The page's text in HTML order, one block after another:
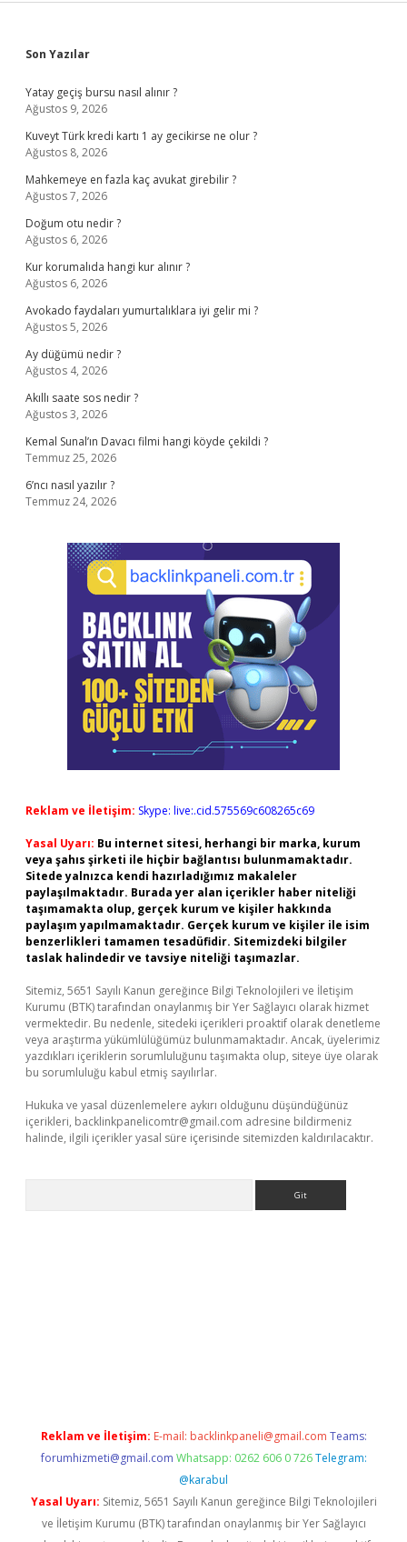
Sidebar
Son Yazılar
Yatay geçiş bursu nasıl alınır ?
Ağustos 9, 2026
Kuveyt Türk kredi kartı 1 ay gecikirse ne olur ?
Ağustos 8, 2026
Mahkemeye en fazla kaç avukat girebilir ?
Ağustos 7, 2026
Doğum otu nedir ?
Ağustos 6, 2026
Kur korumalıda hangi kur alınır ?
Ağustos 6, 2026
Avokado faydaları yumurtalıklara iyi gelir mi ?
Ağustos 5, 2026
Ay düğümü nedir ?
Ağustos 4, 2026
Akıllı saate sos nedir ?
Ağustos 3, 2026
Kemal Sunal’ın Davacı filmi hangi köyde çekildi ?
Temmuz 25, 2026
6’ncı nasıl yazılır ?
Temmuz 24, 2026
Reklam ve İletişim: Skype: live:.cid.575569c608265c69
Yasal Uyarı: Bu internet sitesi, herhangi bir marka, kurum
veya şahıs şirketi ile hiçbir bağlantısı bulunmamaktadır.
Sitede yalnızca kendi hazırladığımız makaleler
paylaşılmaktadır. Burada yer alan içerikler haber niteliği
taşımamakta olup, gerçek kurum ve kişiler hakkında
paylaşım yapılmamaktadır. Gerçek kurum ve kişiler ile isim
benzerlikleri tamamen tesadüfidir. Sitemizdeki bilgiler
taslak halindedir ve tavsiye niteliği taşımazlar.
Sitemiz, 5651 Sayılı Kanun gereğince Bilgi Teknolojileri ve İletişim
Kurumu (BTK) tarafından onaylanmış bir Yer Sağlayıcı olarak hizmet
vermektedir. Bu nedenle, sitedeki içerikleri proaktif olarak denetleme
veya araştırma yükümlülüğümüz bulunmamaktadır. Ancak, üyelerimiz
yazdıkları içeriklerin sorumluluğunu taşımakta olup, siteye üye olarak
bu sorumluluğu kabul etmiş sayılırlar.
Hukuka ve yasal düzenlemelere aykırı olduğunu düşündüğünüz
içerikleri, backlinkpanelicomtr@gmail.com adresine bildirmeniz
halinde, ilgili içerikler yasal süre içerisinde sitemizden kaldırılacaktır.
Reklam ve İletişim: E-mail: backlinkpaneli@gmail.com Teams:
forumhizmeti@gmail.com Whatsapp: 0262 606 0 726 Telegram:
@karabul
Yasal Uyarı: Sitemiz, 5651 Sayılı Kanun gereğince Bilgi Teknolojileri
ve İletişim Kurumu (BTK) tarafından onaylanmış bir Yer Sağlayıcı